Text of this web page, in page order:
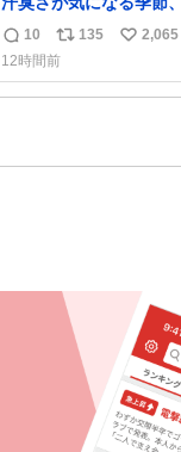
だと、これがとにかく
い前に #生活は踊る で
んにもおばさんにもオ
売ってるぞ。ドライシ
返
信
数
10
リ
ポ
ス
135
い
ね
2,065
12時間前